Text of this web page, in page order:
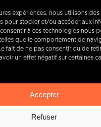
expériences, nous utilisons
pour stocker et/ou accéder aux
à ces technologies nous
que le comportement de
fait de ne pas consentir ou de
un effet négatif sur certaines
Accepter
Refuser
+32 (0) 65 39 95 70